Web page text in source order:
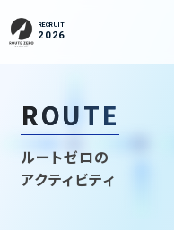
RECRUIT
2026
ROUTE
ルートゼロの
アクティビティ